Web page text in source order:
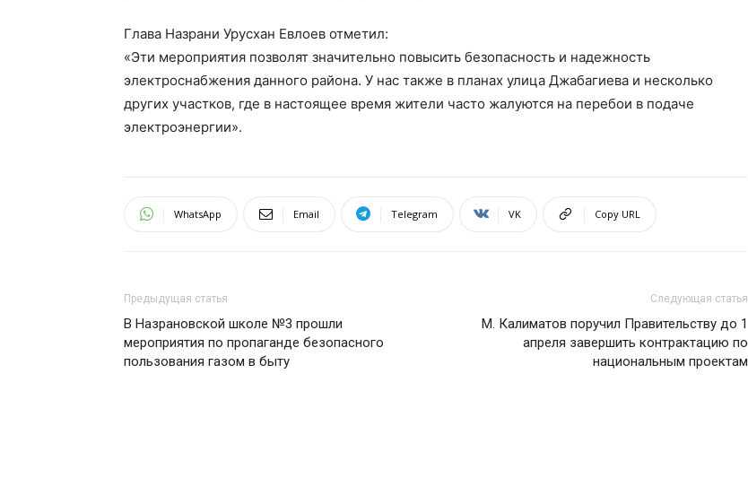
Глава Назрани Урусхан Евлоев отметил:
«Эти мероприятия позволят значительно повысить безопасность и надежность
электроснабжения данного района. У нас также в планах улица Джабагиева и несколько
других участков, где в настоящее время жители часто жалуются на перебои в подаче
электроэнергии».
WhatsApp Email Telegram VK Copy URL
Предыдущая статья
В Назрановской школе №3 прошли
мероприятия по пропаганде безопасного
пользования газом в быту
Следующая статья
М. Калиматов поручил Правительству до 1
апреля завершить контрактацию по
национальным проектам